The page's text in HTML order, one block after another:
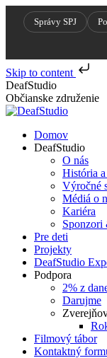
Správy SPJ
Skip to content
Skip
to
content
DeafStudio
Občianske združenie
Domov
DeafStudio
O nás
História
Výročné
Médiá o
Kariéra
Sponzori
Pre deti
Projekty
DeafStudio
Podpora
2% z
Darujme
Filmový tábor
Kontaktný